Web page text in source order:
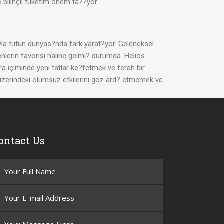
bilinçli tüketim önem ta??yor.
tütün dünyas?nda fark yarat?yor. Geleneksel
favorisi haline gelmi? durumda. Helios
içiminde yeni tatlar ke?fetmek ve ferah bir
olumsuz etkilerini göz ard? etmemek ve
Us